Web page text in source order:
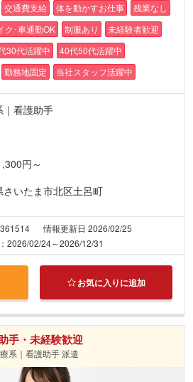
交通費支給 体を動かすお仕事
残業なし
ク･車通勤OK 制服あり
未経験者歓迎
30代活躍中
40代50代活躍中
勤務地固定 当社スタッフ活躍中
｜看護助手
円～
さいたま市北区土呂町
情報更新日 2026/02/25
2026/02/24～2026/12/31
お気に入りに追加
手・未経験歓迎
系｜看護助手 派遣